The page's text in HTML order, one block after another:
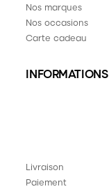
Nos marques
Nos occasions
Carte cadeau
INFORMATIONS
Livraison
Paiement